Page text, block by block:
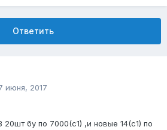
Ответить
июня, 2017
бу по 7000(с1) ,и новые 14(с1) по